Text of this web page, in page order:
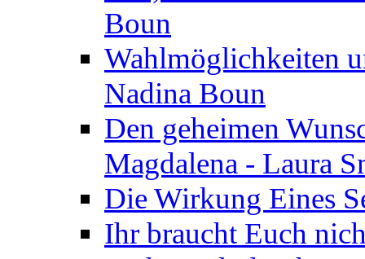
Boun
Wahlmöglichkeiten
Nadina Boun
Den geheimen
Magdalena - Laura
Die Wirkung Eines
Ihr braucht Euch